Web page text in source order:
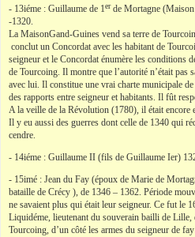
- 13iéme : Guillaume de 1erde Mortagne (Maison
-1320.
La MaisonGand-Guines vend sa terre de
conclut un Concordat avec les habitant de
seigneur et le Concordat énumère les conditions
de Tourcoing. Il montre que l’autorité n’était pas
avec lui. Il constitue une vrai charte municipale
des rapports entre seigneur et habitants. Il fût
A la veille de la Révolution (1780), il était encore
Il y eu aussi des guerres dont celle de 1340 qui
cendre.
- 14iéme : Guillaume II (fils de Guillaume Ier)
- 15imé : Jean du Fay (époux de Marie de
bataille de Crécy ), de 1346 – 1362. Période
ne savaient plus qui était leur seigneur. Ce fut le
Liquidéme, lieutenant du souverain bailli de Lille,
Tourcoing, d’un côté les armes du seigneur de